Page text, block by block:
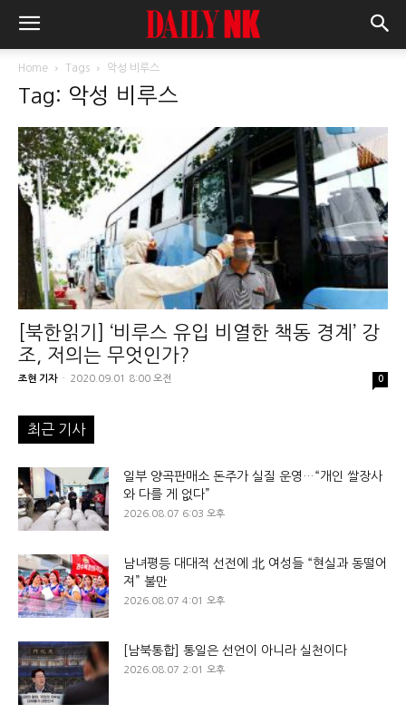
Home Tags 악성 비루스
Tag: 악성 비루스
[북한읽기] ‘비루스 유입 비열한 책동 경계’ 강
조, 저의는 무엇인가?
조현 기자 - 2020.09.01 8:00 오전 0
최근 기사
일부 양곡판매소 돈주가 실질 운영…“개인 쌀장사
와 다를 게 없다”
2026.08.07 6:03 오후
남녀평등 대대적 선전에 北 여성들 “현실과 동떨어
져” 불만
2026.08.07 4:01 오후
[남북통합] 통일은 선언이 아니라 실천이다
2026.08.07 2:01 오후